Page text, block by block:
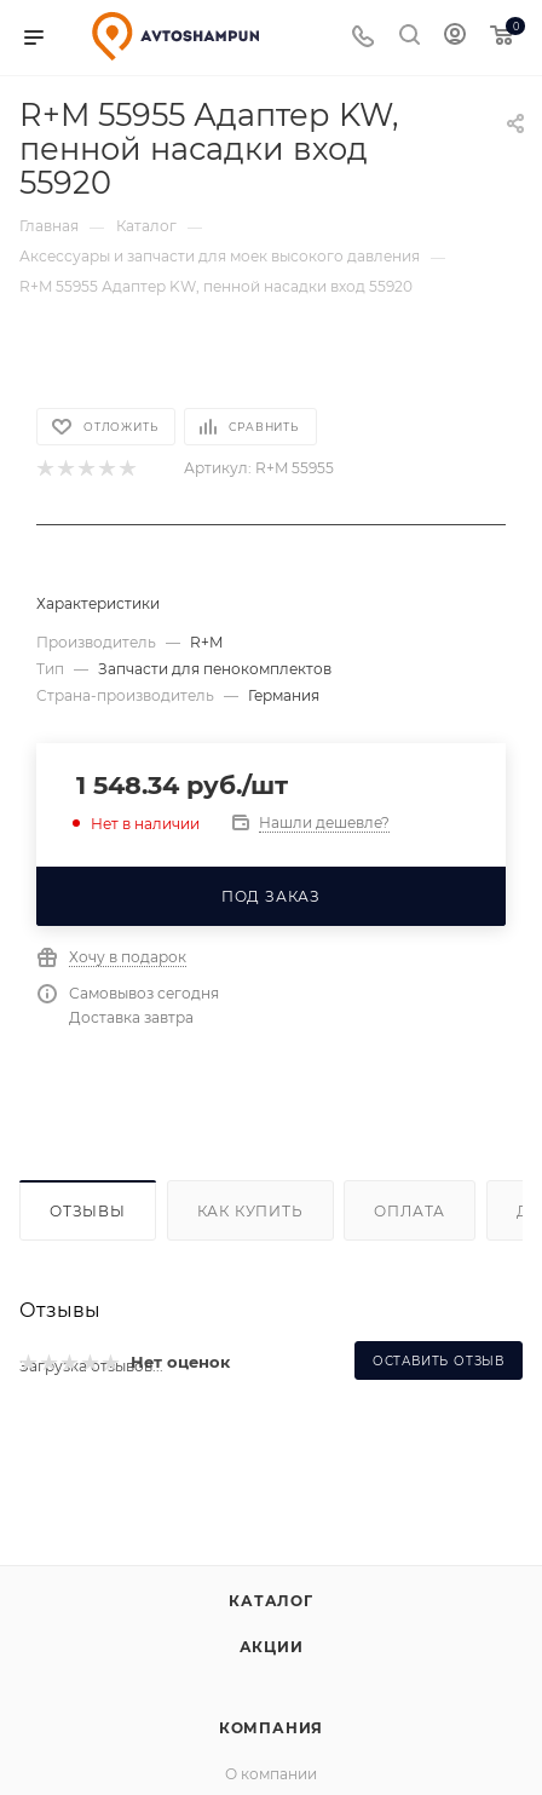
0
R+M 55955 Адаптер KW,
пенной насадки вход
55920
Главная — Каталог —
Аксессуары и запчасти для моек высокого давления
—
R+M 55955 Адаптер KW, пенной насадки вход 55920
ОТЛОЖИТЬ СРАВНИТЬ
Артикул: R+M 55955
Характеристики
Производитель — R+M
Тип — Запчасти для пенокомплектов
Страна-производитель — Германия
1 548.34руб./шт
Нет в наличии Нашли дешевле?
ПОД ЗАКАЗ
Хочу в подарок
Самовывоз сегодня
Доставка завтра
ОТЗЫВЫ КАК КУПИТЬ ОПЛАТА
Отзывы
Нет оценок ОСТАВИТЬ ОТЗЫВ
Загрузка отзывов...
КАТАЛОГ
АКЦИИ
КОМПАНИЯ
О компании